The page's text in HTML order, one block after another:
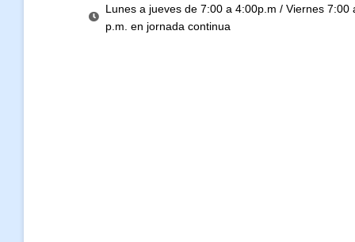
Lunes a jueves de 7:00 a 4:00p.m / Viernes 7:00
p.m. en jornada continua